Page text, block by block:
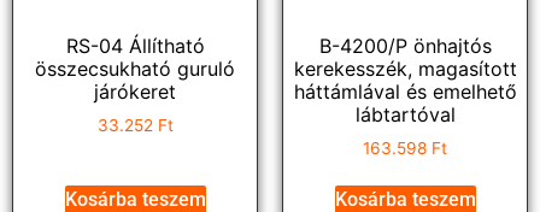
RS-04 Állítható
összecsukható guruló
járókeret
33.252 Ft
Kosárba teszem
B-4200/P önhajtós
kerekesszék, magasított
háttámlával és emelhető
lábtartóval
163.598 Ft
Kosárba teszem